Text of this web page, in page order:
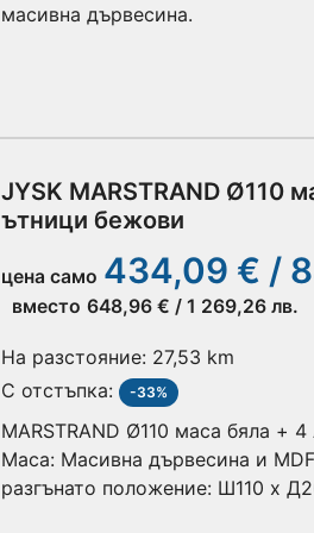
масивна дървесина.
JYSK MARSTRAND Ø110
ътници бежови
цена само 434,09 € /
вместо 648,96 € / 1 269,26 лв.
На разстояние: 27,53 km
С отстъпка:
-33%
MARSTRAND Ø110 маса бяла +
Маса: Масивна дървесина и
разгънато положение: Ш110 x